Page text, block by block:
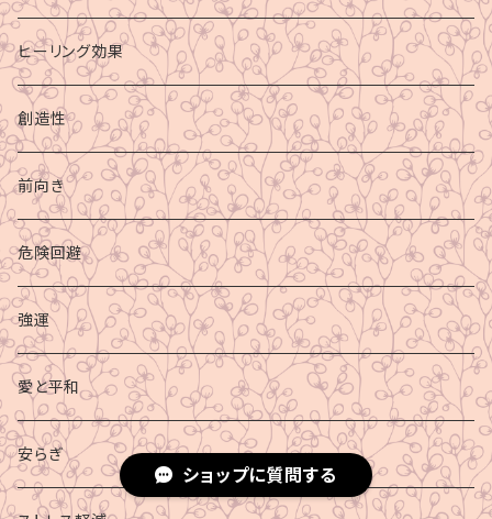
ヒーリング効果
創造性
前向き
危険回避
強運
愛と平和
安らぎ
ショップに質問する